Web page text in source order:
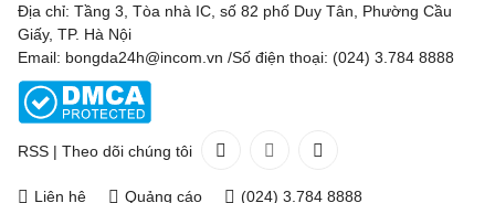
Địa chỉ: Tầng 3, Tòa nhà IC, số 82 phố Duy Tân, Phường Cầu
Giấy, TP. Hà Nội
Email: bongda24h@incom.vn /Số điện thoại: (024) 3.784 8888
RSS | Theo dõi chúng tôi
Liên hệ Quảng cáo (024) 3.784 8888